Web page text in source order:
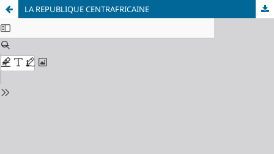
LA REPUBLIQUE CENTRAFRICAINE